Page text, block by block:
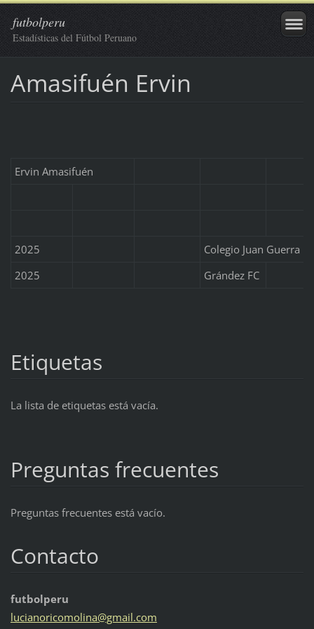
futbolperu
Estadísticas del Fútbol Peruano
Amasifuén Ervin
Ervin Amasifuén
2025
Colegio Juan Guerra
2025
Grández FC
Etiquetas
La lista de etiquetas está vacía.
Preguntas frecuentes
Preguntas frecuentes está vacío.
Contacto
futbolperu
lucianoricomolina@gmail.com